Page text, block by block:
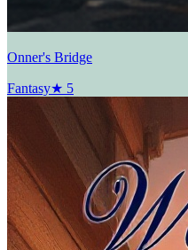
Onner's Bridge
Fantasy★ 5